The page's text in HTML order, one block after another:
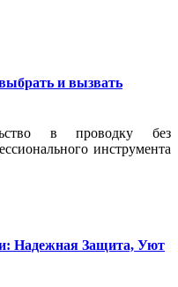
и вызвать
в проводку без
инструмента
Надежная Защита, Уют